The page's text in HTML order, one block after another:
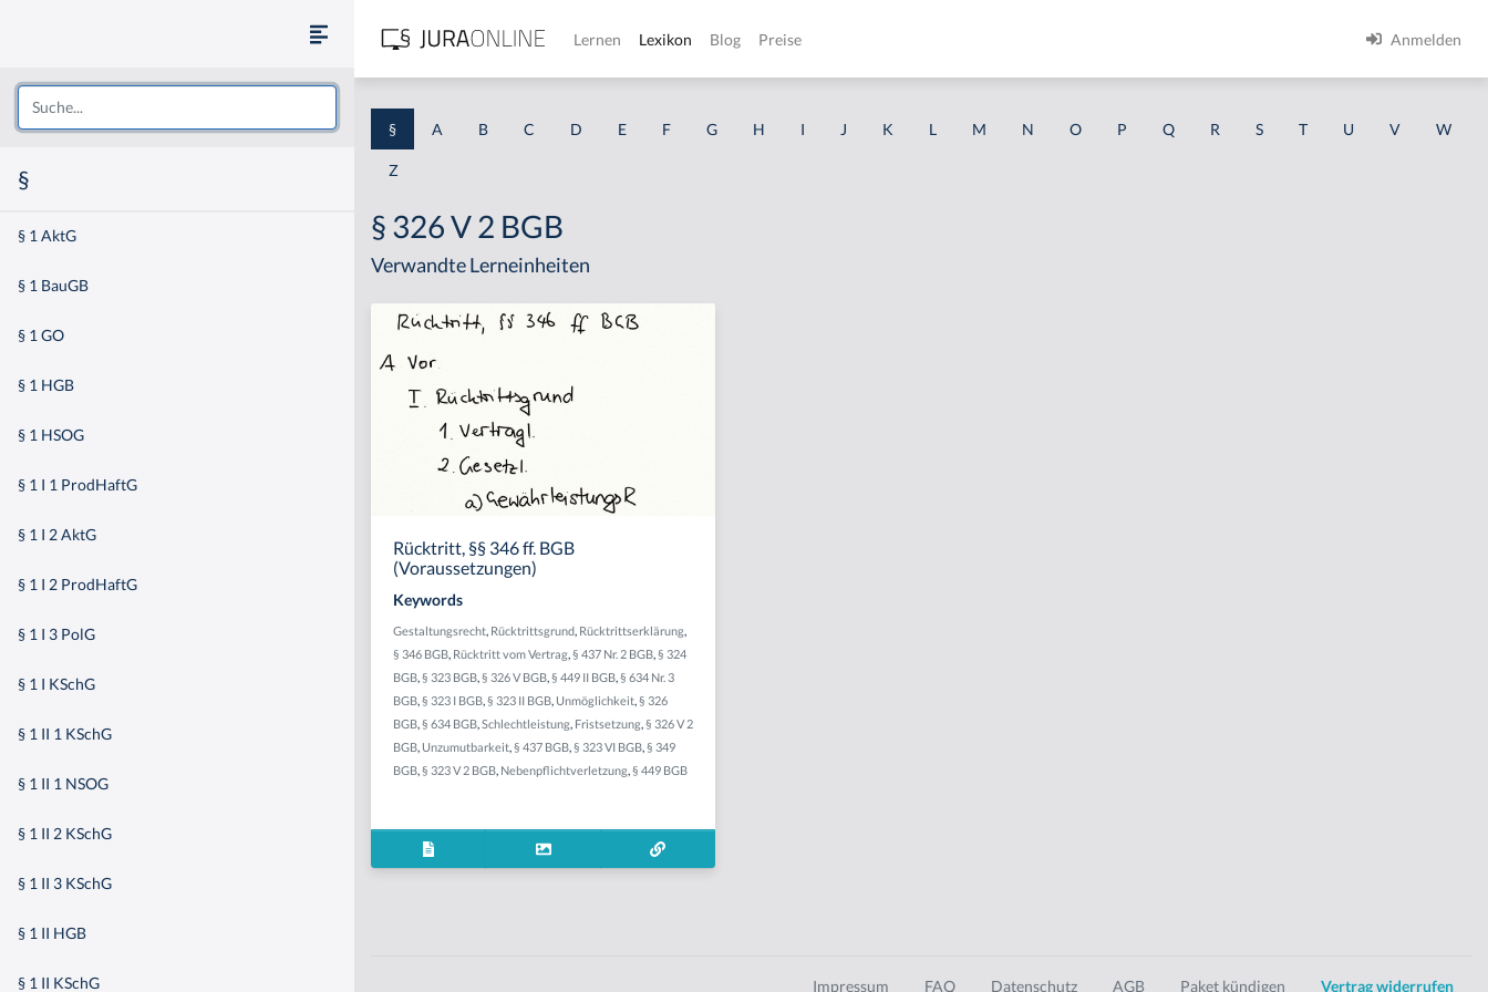
§
§ 1 AktG
§ 1 BauGB
§ 1 GO
§ 1 HGB
§ 1 HSOG
§ 1 I 1 ProdHaftG
§ 1 I 2 AktG
§ 1 I 2 ProdHaftG
§ 1 I 3 PolG
§ 1 I KSchG
§ 1 II 1 KSchG
§ 1 II 1 NSOG
§ 1 II 2 KSchG
§ 1 II 3 KSchG
§ 1 II HGB
§ 1 II KSchG
Lernen Lexikon Blog Preise Anmelden
§ A B C D E F G H I J K L M N O P Q R S T U V W
Z
§ 326 V 2 BGB
Verwandte Lerneinheiten
Rücktritt, §§ 346 ff. BGB
(Voraussetzungen)
Keywords
Gestaltungsrecht, Rücktrittsgrund, Rücktrittserklärung,
§ 346 BGB, Rücktritt vom Vertrag,§ 437 Nr. 2 BGB,§ 324
BGB,§ 323 BGB,§ 326 V BGB,§ 449 II BGB,§ 634 Nr. 3
BGB,§ 323 I BGB,§ 323 II BGB, Unmöglichkeit,§ 326
BGB,§ 634 BGB,Schlechtleistung, Fristsetzung,§ 326 V 2
BGB, Unzumutbarkeit,§ 437 BGB,§ 323 VI BGB,§ 349
BGB,§ 323 V 2 BGB, Nebenpflichtverletzung,§ 449 BGB
Impressum FAQ Datenschutz AGB Paket kündigen Vertrag widerrufen